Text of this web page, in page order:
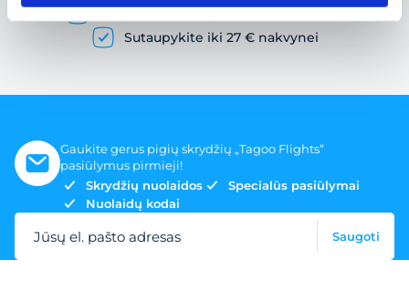
Sutaupykite iki 27 € nakvynei
Gaukite gerus pigių skrydžių „Tagoo Flights“
pasiūlymus pirmieji!
Skrydžių nuolaidos
Specialūs pasiūlymai
Nuolaidų kodai
Jūsų el. pašto adresas Saugoti